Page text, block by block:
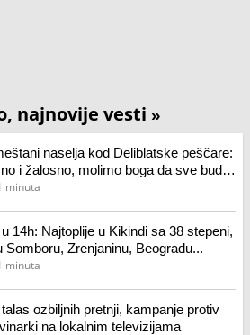
najnovije vesti »
naselja kod Deliblatske peščare:
i žalosno, molimo boga da sve bude
minuta
14h: Najtoplije u Kikindi sa 38 stepeni,
Somboru, Zrenjaninu, Beogradu...
minuta
ozbiljnih pretnji, kampanje protiv
na lokalnim televizijama